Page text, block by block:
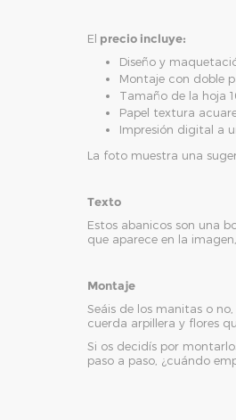
El precio incluye:
Diseño y
Montaje con doble
Tamaño de la hoja
Papel textura
Impresión digital a
La foto muestra una
Texto
Estos abanicos son una
que aparece en la
Montaje
Seáis de los manitas o
cuerda arpillera y flores
Si os decidís por
paso a paso, ¿cuándo